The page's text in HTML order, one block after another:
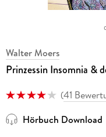
Walter Moers
Prinzessin Insomnia &
(41
Hörbuch Download